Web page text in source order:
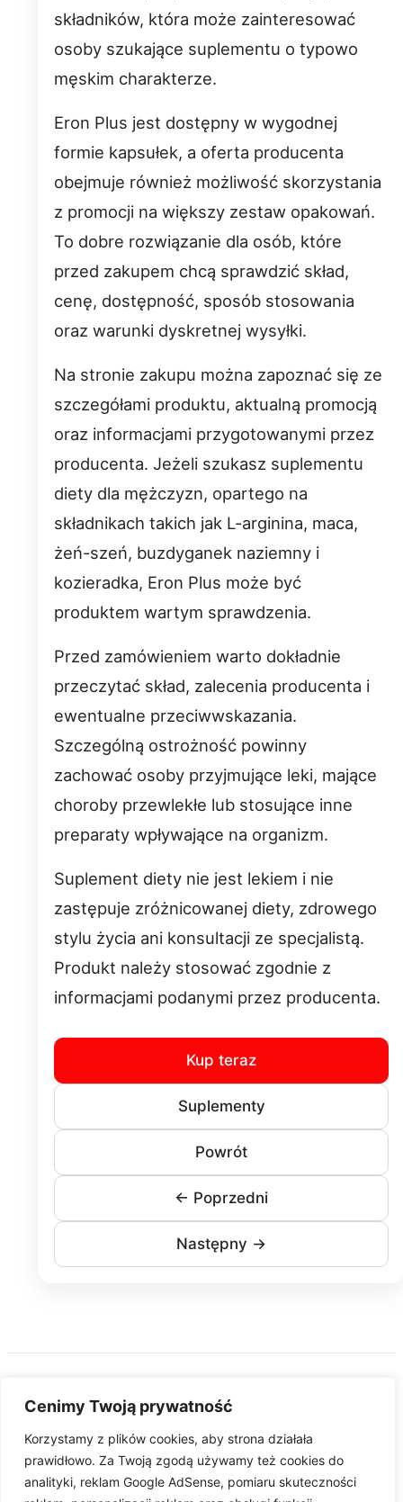
Cenimy Twoją prywatność
Korzystamy z plików cookies, aby strona działała
prawidłowo. Za Twoją zgodą używamy też cookies do
analityki, reklam Google AdSense, pomiaru skuteczności
składników, która może zainteresować
osoby szukające suplementu o typowo
męskim charakterze.
Eron Plus jest dostępny w wygodnej
formie kapsułek, a oferta producenta
obejmuje również możliwość skorzystania
z promocji na większy zestaw opakowań.
To dobre rozwiązanie dla osób, które
przed zakupem chcą sprawdzić skład,
cenę, dostępność, sposób stosowania
oraz warunki dyskretnej wysyłki.
Na stronie zakupu można zapoznać się ze
szczegółami produktu, aktualną promocją
oraz informacjami przygotowanymi przez
producenta. Jeżeli szukasz suplementu
diety dla mężczyzn, opartego na
składnikach takich jak L-arginina, maca,
żeń-szeń, buzdyganek naziemny i
kozieradka, Eron Plus może być
produktem wartym sprawdzenia.
Przed zamówieniem warto dokładnie
przeczytać skład, zalecenia producenta i
ewentualne przeciwwskazania.
Szczególną ostrożność powinny
zachować osoby przyjmujące leki, mające
choroby przewlekłe lub stosujące inne
preparaty wpływające na organizm.
Suplement diety nie jest lekiem i nie
zastępuje zróżnicowanej diety, zdrowego
stylu życia ani konsultacji ze specjalistą.
Produkt należy stosować zgodnie z
informacjami podanymi przez producenta.
Kup teraz
Suplementy
Powrót
← Poprzedni
Następny →
Pobierz aplikację